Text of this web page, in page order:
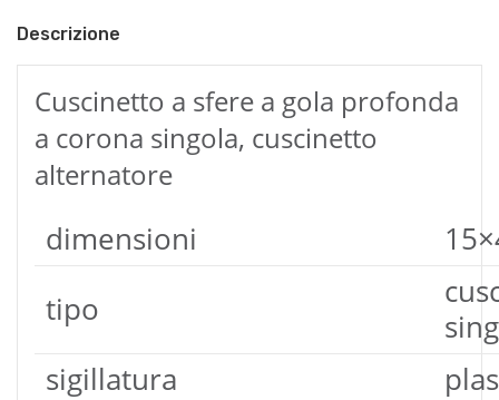
Descrizione
Cuscinetto a sfere a gola profonda
a corona singola, cuscinetto
alternatore
dimensioni
tipo
sigillatura